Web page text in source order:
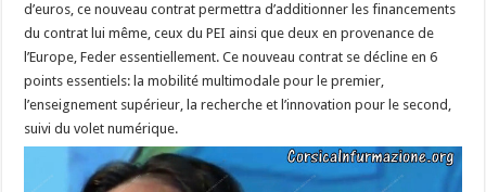
d’euros, ce nouveau contrat permettra d’additionner les financements
du contrat lui même, ceux du PEI ainsi que deux en provenance de
l’Europe, Feder essentiellement. Ce nouveau contrat se décline en 6
points essentiels: la mobilité multimodale pour le premier,
l’enseignement supérieur, la recherche et l’innovation pour le second,
suivi du volet numérique.